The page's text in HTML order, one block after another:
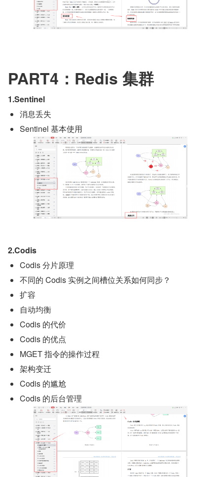
PART4：Redis 集群
1.Sentinel
消息丢失
Sentinel 基本使用
2.Codis
Codis 分片原理
不同的 Codis 实例之间槽位关系如何同步？
扩容
自动均衡
Codis 的代价
Codis 的优点
MGET 指令的操作过程
架构变迁
Codis 的尴尬
Codis 的后台管理